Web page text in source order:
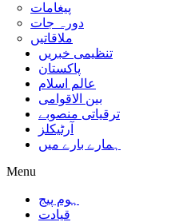
پیغامات
دورہ جات
ملاقاتیں
تنظیمی خبریں
پاکستان
عالم اسلام
بین الاقوامی
ترقیاتی منصوبے
آرٹیکلز
ہمارے بارے میں
Menu
ہوم پیج
قیادت